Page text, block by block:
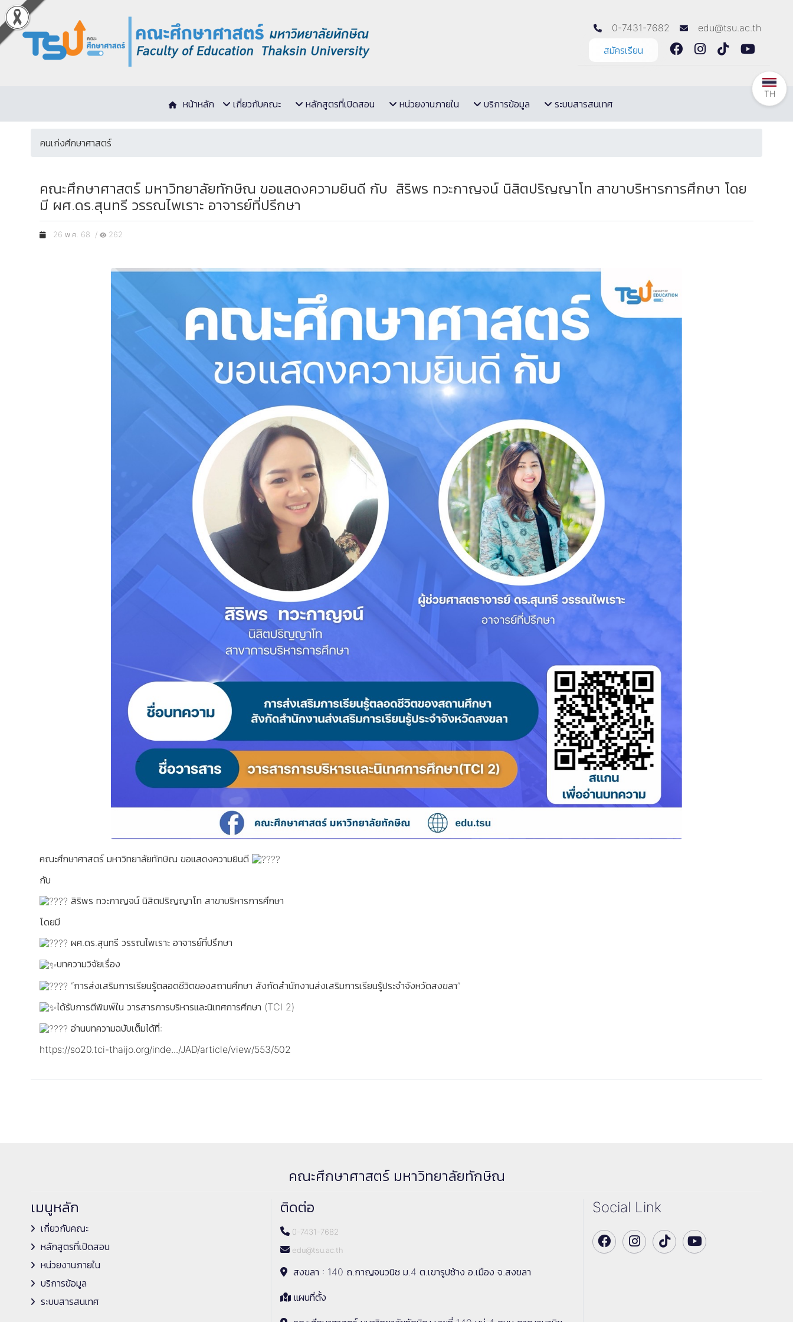
0-7431-7682
edu@tsu.ac.th
สมัครเรียน
หน้าหลัก เกี่ยวกับคณะ หลักสูตรที่เปิดสอน หน่วยงานภายใน บริการข้อมูล ระบบสารสนเทศ
คนเก่งศึกษาศาสตร์
คณะศึกษาศาสตร์ มหาวิทยาลัยทักษิณ ขอแสดงความยินดี กับ ​​​​​​​ สิริพร ทวะกาญจน์ นิสิตปริญญาโท สาขาบริหารการศึกษา โดย
มี ผศ.ดร.สุนทรี วรรณไพเราะ อาจารย์ที่ปรึกษา
26 พ.ค. 68 / 262
คณะศึกษาศาสตร์ มหาวิทยาลัยทักษิณ ขอแสดงความยินดี
กับ
สิริพร ทวะกาญจน์ นิสิตปริญญาโท สาขาบริหารการศึกษา
โดยมี
ผศ.ดร.สุนทรี วรรณไพเราะ อาจารย์ที่ปรึกษา
บทความวิจัยเรื่อง
“การส่งเสริมการเรียนรู้ตลอดชีวิตของสถานศึกษา สังกัดสำนักงานส่งเสริมการเรียนรู้ประจำจังหวัดสงขลา”
ได้รับการตีพิมพ์ใน วารสารการบริหารและนิเทศการศึกษา (TCI 2)
อ่านบทความฉบับเต็มได้ที่:
https://so20.tci-thaijo.org/inde.../JAD/article/view/553/502
คณะศึกษาศาสตร์ มหาวิทยาลัยทักษิณ
เมนูหลัก
เกี่ยวกับคณะ
หลักสูตรที่เปิดสอน
หน่วยงานภายใน
บริการข้อมูล
ระบบสารสนเทศ
ติดต่อ
0-7431-7682
edu@tsu.ac.th
สงขลา : 140 ถ.กาญจนวนิช ม.4 ต.เขารูปช้าง อ.เมือง จ.สงขลา
แผนที่ตั้ง
Social Link
TH